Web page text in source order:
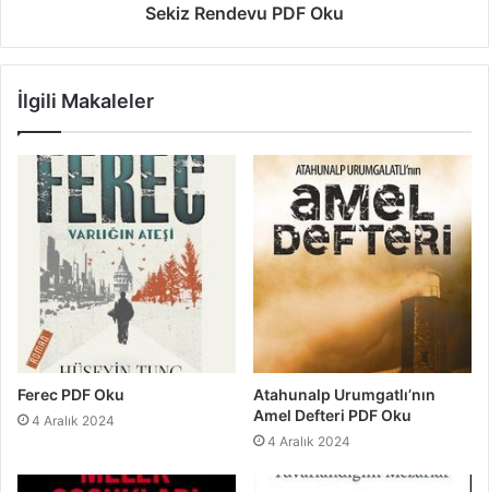
Sekiz Rendevu PDF Oku
İlgili Makaleler
Ferec PDF Oku
4 Aralık 2024
Atahunalp Urumgatlı’nın
Amel Defteri PDF Oku
4 Aralık 2024